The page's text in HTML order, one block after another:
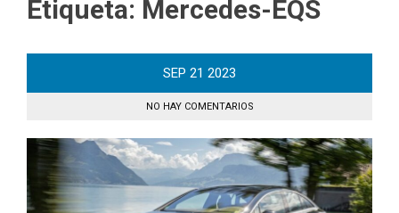
Etiqueta: Mercedes-EQS
SEP 21 2023
NO HAY COMENTARIOS